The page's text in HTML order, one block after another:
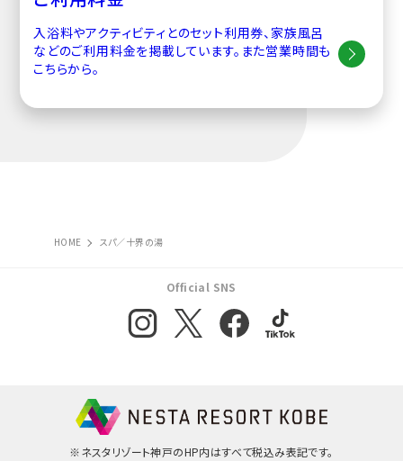
入浴料やアクティビティとのセット利用券、家族風呂
などのご利用料金を掲載しています。また営業時間も
こちらから。
HOME スパ／十界の湯
※ネスタリゾート神戸のHP内はすべて税込み表記です。
Official SNS